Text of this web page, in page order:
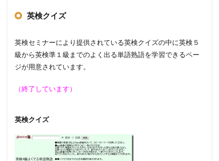
英検クイズ
英検セミナーにより提供されている英検クイズの中に英検５
級から英検準１級までのよく出る単語熟語を学習できるペー
ジが用意されています。
（終了しています）
英検クイズ